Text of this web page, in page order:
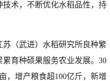
术，不断优化水稻品性，持
（武进）水稻研究所良种繁
育种硕果服务农业发展。30
，增产粮食超100亿斤，新增